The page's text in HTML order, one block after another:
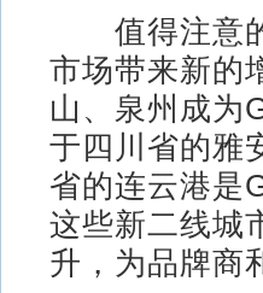
值得注意的
市场带来新的
山、泉州成为
于四川省的雅
省的连云港是
这些新二线城
升，为品牌商